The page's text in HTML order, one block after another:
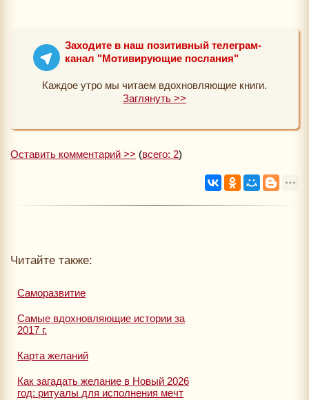
Заходите в наш позитивный телеграм-
канал "Мотивирующие послания"
Каждое утро мы читаем вдохновляющие книги.
Заглянуть >>
Оставить комментарий >> (всего: 2)
Читайте также:
Саморазвитие
Самые вдохновляющие истории за
2017 г.
Карта желаний
Как загадать желание в Новый 2026
год: ритуалы для исполнения мечт